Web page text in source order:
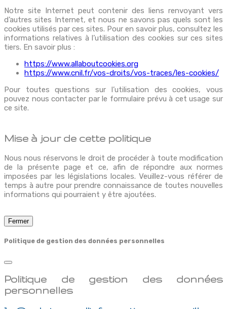
Notre site Internet peut contenir des liens renvoyant vers
d’autres sites Internet, et nous ne savons pas quels sont les
cookies utilisés par ces sites. Pour en savoir plus, consultez les
informations relatives à l’utilisation des cookies sur ces sites
tiers. En savoir plus :
https://www.allaboutcookies.org
https://www.cnil.fr/vos-droits/vos-traces/les-cookies/
Pour toutes questions sur l’utilisation des cookies, vous
pouvez nous contacter par le formulaire prévu à cet usage sur
ce site.
Mise à jour de cette politique
Nous nous réservons le droit de procéder à toute modification
de la présente page et ce, afin de répondre aux normes
imposées par les législations locales. Veuillez-vous référer de
temps à autre pour prendre connaissance de toutes nouvelles
informations qui pourraient y être ajoutées.
Fermer
Politique de gestion des données personnelles
Politique de gestion des données
personnelles